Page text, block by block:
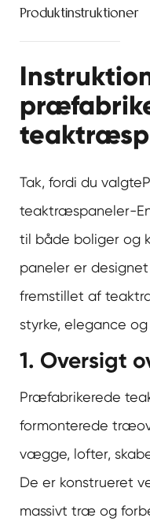
Produktinstruktioner
Tak, fordi du valgte
teaktræspaneler-
til både boliger og
paneler er
fremstillet af
styrke, elegance
1. Oversigt
Præfabrikerede
formonterede
vægge, lofter,
De er konstrueret
massivt træ og